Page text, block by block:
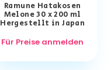
Ramune Hatakosen
Melone 30 x 200 ml
Hergestellt in Japan
Für Preise anmelden